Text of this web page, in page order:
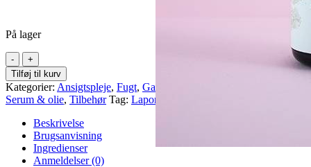
På lager
Gavesæt:
Face
Sculp
antal
Tilføj til kurv
Kategorier: Ansigtspleje, Fugt, Gavesæt
Serum & olie, Tilbehør Tag: Laponie
Beskrivelse
Brugsanvisning
Ingredienser
Anmeldelser (0)